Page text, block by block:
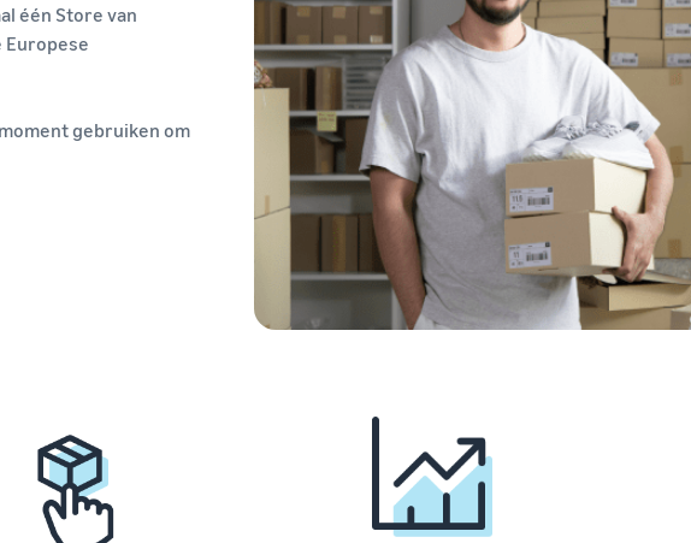
één Store van
Europese
gebruiken om